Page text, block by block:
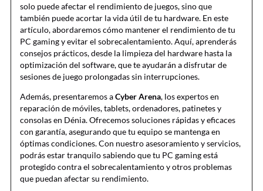
solo puede afectar el rendimiento de juegos, sino que
también puede acortar la vida útil de tu hardware. En este
artículo, abordaremos cómo mantener el rendimiento de tu
PC gaming y evitar el sobrecalentamiento. Aquí, aprenderás
consejos prácticos, desde la limpieza del hardware hasta la
optimización del software, que te ayudarán a disfrutar de
sesiones de juego prolongadas sin interrupciones.
Además, presentaremos aCyber Arena, los expertos en
reparación de móviles, tablets, ordenadores, patinetes y
consolas en Dénia. Ofrecemos soluciones rápidas y eficaces
con garantía, asegurando que tu equipo se mantenga en
óptimas condiciones. Con nuestro asesoramiento y servicios,
podrás estar tranquilo sabiendo que tu PC gaming está
protegido contra el sobrecalentamiento y otros problemas
que puedan afectar su rendimiento.